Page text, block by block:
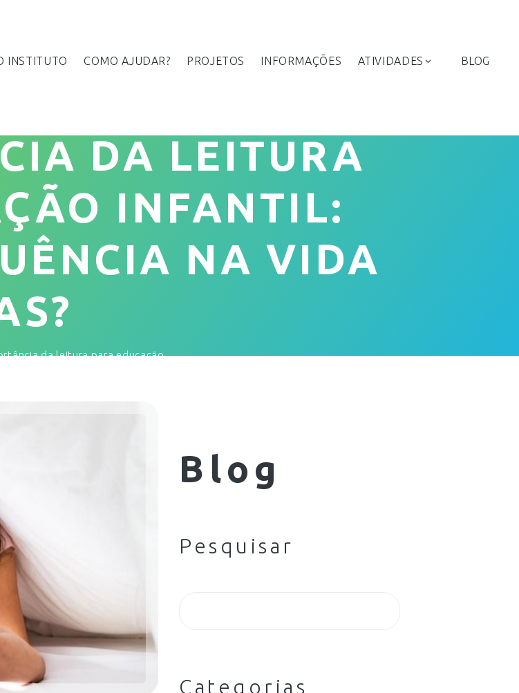
INSTITUTO COMO AJUDAR? PROJETOS INFORMAÇÕES ATIVIDADES BLOG
DA LEITURA
INFANTIL:
NA VIDA
da leitura para educação...
Blog
Pesquisar
Categorias